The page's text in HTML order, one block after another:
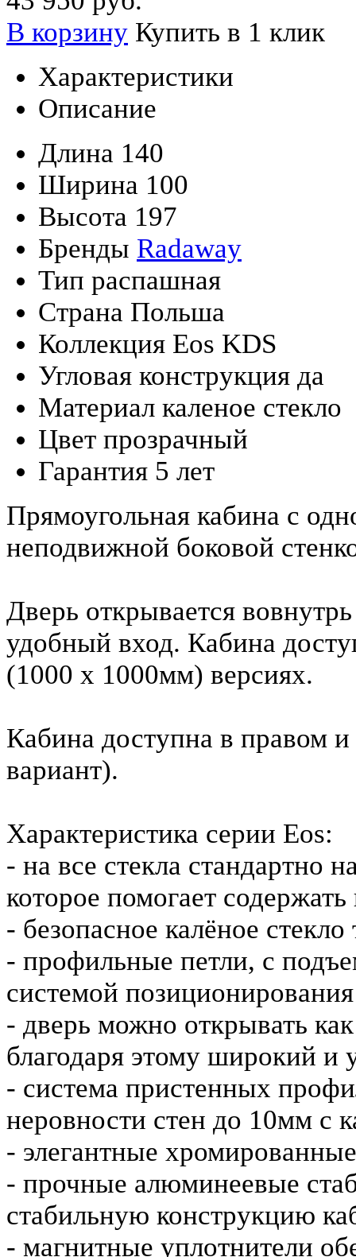
В корзину Купить в 1 клик
Характеристики
Описание
Длина 140
Ширина 100
Высота 197
Бренды Radaway
Тип распашная
Страна Польша
Коллекция Eos KDS
Угловая конструкция да
Материал каленое стекло
Цвет прозрачный
Гарантия 5 лет
Прямоугольная кабина с
неподвижной боковой
Дверь открывается
удобный вход. Кабина
(1000 х 1000мм) версиях.
Кабина доступна в правом
вариант).
Характеристика серии Eos:
- на все стекла стандартно
которое помогает
- безопасное калёное
- профильные петли, с
системой
- дверь можно открывать
благодаря этому широкий и
- система пристенных
неровности стен до 10мм с
- элегантные
- прочные алюминеевые
стабильную конструкцию
- магнитные уплотнители